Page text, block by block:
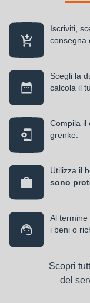
Iscriviti,
consegna
Scegli la
calcola il
Compila il
grenke.
Utilizza il
sono
Al
i beni o
Scopri
del